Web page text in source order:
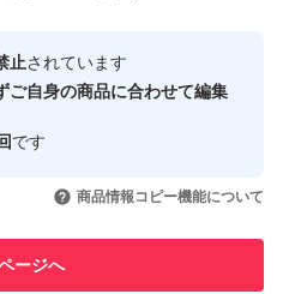
心・安全なユーザーです
引を完了させた実績があります
での取引実績があります
止されています
ご自身の商品に合わせて編集
です
商品情報コピー機能について
ージへ